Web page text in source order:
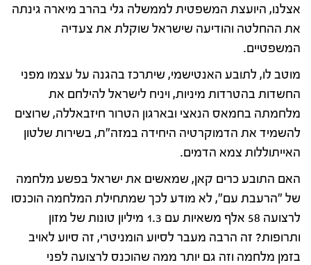
אצלנו, היועצת המשפטית לממשלה גלי בהרב מיארה גינתה
את ההחלטה והודיעה שישראל שוקלת את צעדיה
המשפטיים.
מוטב לו, לתובע האנטישמי, שיתרכז בהגנה על עצמו מפני
החשדות בהטרדות מיניות, ויניח לישראל להילחם את
מלחמתה בחמאס הנאצי ובארגון הטרור חיזבאללה, שרוצים
להשמיד את הדמוקרטיה היחידה במזה"ת, בשירות שלטון
האייתוללות צמא הדמים.
האם התובע כרים קאן, שמאשים את ישראל בפשע מלחמה
של "הרעבת עם", לא מודע לכך שמתחילת המלחמה הוכנסו
לרצועה 58 אלף משאיות עם 1.3 מיליון טונות של מזון
ותרופות? זה הרבה מעבר לסיוע הומניטרי, זה סיוע לאויב
בזמן מלחמה וזה גם יותר ממה שהוכנס לרצועה לפני